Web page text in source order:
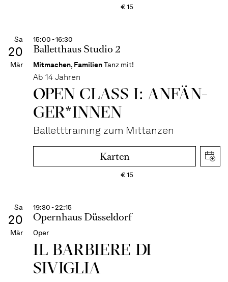
€15
Sa
20
Mär
15:00 - 16:30
Balletthaus Studio 2
Mitmachen, FamilienTanz mit!
Ab 14 Jahren
OPEN CLASS I: ANFÄN­
GER*IN­NEN
Balletttraining zum Mittanzen
Karten
€15
Sa
20
Mär
19:30 - 22:15
Opernhaus Düsseldorf
Oper
IL BARBIERE DI
SIVIGLIA